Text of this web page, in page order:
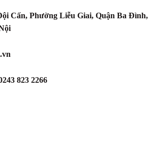
Cấn, Phường Liễu Giai, Quận Ba Đình,
823 2266